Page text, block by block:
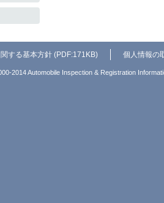
する基本方針 (PDF:171KB) 個人情報の
2014 Automobile Inspection & Registration